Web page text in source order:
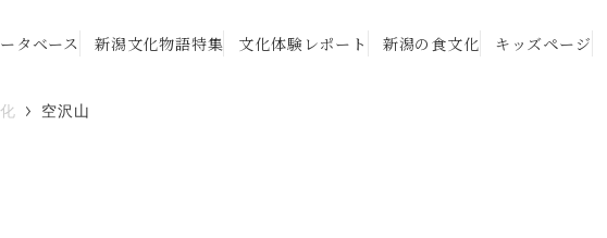
タベース 新潟文化物語特集 文化体験レポート 新潟の食文化 キッズページ
空沢山